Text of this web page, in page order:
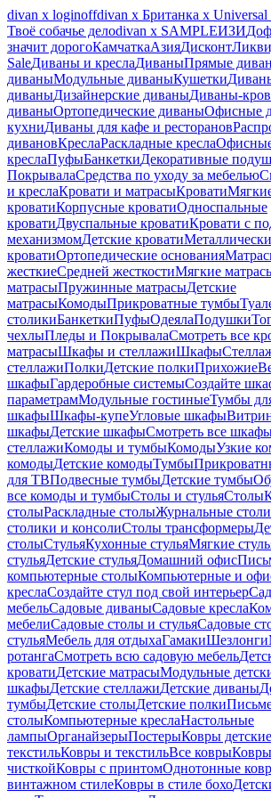
divan х loginoffdivan х Британка х
Твоё собачье делоdivan х SAMPLEИЗИ
значит дорогоКамчаткаАзияДисконт
SaleДиваны и креслаДиваныПрямые
диваныМодульные диваныКушетки
диваныДизайнерские диваныДиваны-
диваныОртопедические диваныОфисные
кухниДиваны для кафе и ресторанов
дивановКреслаРаскладные кресла
креслаПуфыБанкеткиДекоративные
ПокрывалаСредства по уходу за мебелью
и креслаКровати и матрасыКровати
кроватиКорпусные кроватиОдноспальные
кроватиДвуспальные кроватиКровати с
механизмомДетские кровати
кроватиОртопедические основания
жесткиеСредней жесткостиМягкие
матрасыПружинные матрасыДетские
матрасыКомодыПрикроватные тумбы
столикиБанкеткиПуфыОдеялаПодушки
чехлыПледы и ПокрывалаСмотреть все
матрасыШкафы и стеллажиШкафы
стеллажиПолкиДетские полкиПрихожие
шкафыГардеробные системыСоздайте
параметрамМодульные гостиныеТумбы
шкафыШкафы-купеУгловые шкафы
шкафыДетские шкафыСмотреть все
стеллажиКомоды и тумбыКомодыУзкие
комодыДетские комодыТумбы
для ТВПодвесные тумбыДетские тумбы
все комоды и тумбыСтолы и стульяСтолы
столыРаскладные столыЖурнальные
столики и консолиСтолы трансформеры
столыСтульяКухонные стульяМягкие
стульяДетские стульяДомашний офис
компьютерные столыКомпьютерные и
креслаСоздайте стул под свой интерьер
мебельСадовые диваныСадовые кресла
мебелиСадовые столы и стульяСадовые
стульяМебель для отдыхаГамакиШезлонги
ротангаСмотреть всю садовую мебель
кроватиДетские матрасыМодульные
шкафыДетские стеллажиДетские диваны
тумбыДетские столыДетские полки
столыКомпьютерные креслаНастольные
лампыОрганайзерыПостерыКовры детские
текстильКовры и текстильВсе коврыКовры
чисткойКовры с принтомОднотонные
винтажном стилеКовры в стиле бохо